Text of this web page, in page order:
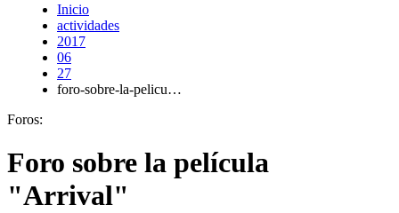
Inicio
actividades
2017
06
27
foro-sobre-la-pelicu…
Foros:
Foro sobre la película
"Arrival"